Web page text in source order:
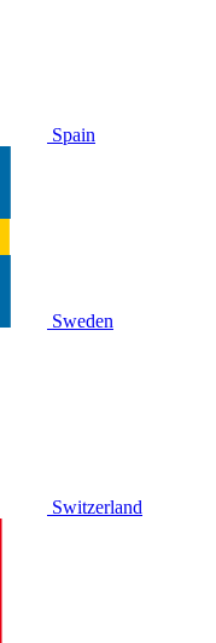
Spain
Sweden
Switzerland